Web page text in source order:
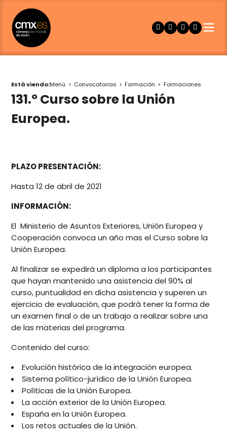
Está viendo:Menú Convocatorias Formación Formaciones
131.º Curso sobre la Unión
Europea.
PLAZO PRESENTACIÓN:
Hasta 12 de abril de 2021
INFORMACIÓN:
El Ministerio de Asuntos Exteriores, Unión Europea y
Cooperación convoca un año mas el Curso sobre la
Unión Europea.
Al finalizar se expedirá un diploma a los participantes
que hayan mantenido una asistencia del 90% al
curso, puntualidad en dicha asistencia y superen un
ejercicio de evaluación, que podrá tener la forma de
un examen final o de un trabajo a realizar sobre una
de las materias del programa.
Contenido del curso:
Evolución histórica de la integración europea.
Sistema político-jurídico de la Unión Europea.
Políticas de la Unión Europea.
La acción exterior de la Unión Europea.
España en la Unión Europea.
Los retos actuales de la Unión.